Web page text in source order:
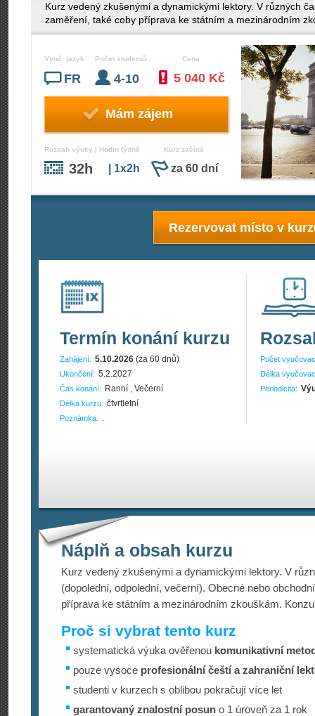
Kurz vedený zkušenými a dynamickými lektory. V různých
zaměření, také coby příprava ke státním a mezinárodním
Vyuč. jazyk
FR
Počet studentů
4-10
Cena
5 040 Kč
Mám zájem
Rozsah výuky | Hodin týdně
32h | 1x2h
Kurz začíná
za 60 dní
Rezervovat místo v
Termín konání kurzu
Zahájení: 5.10.2026 (za 60 dnů)
Ukončení: 5.2.2027
Čas konání: Ranní , Večerní
Délka kurzu: čtvrtletní
Poznámka: .
Počet
Délka
Periodicita:
Náplň a obsah kurzu
Kurz vedený zkušenými a dynamickými lektory. V
(dopolední, odpolední, večerní). Obecné nebo
příprava ke státním a mezinárodním zkouškám.
Proč si vybrat tento kurz
systematická výuka ověřenou komunikativní
pouze vysoce profesionální čeští a zahraniční
studenti v kurzech s oblibou pokračují více let
garantovaný znalostní posun o 1 úroveň za 1 rok